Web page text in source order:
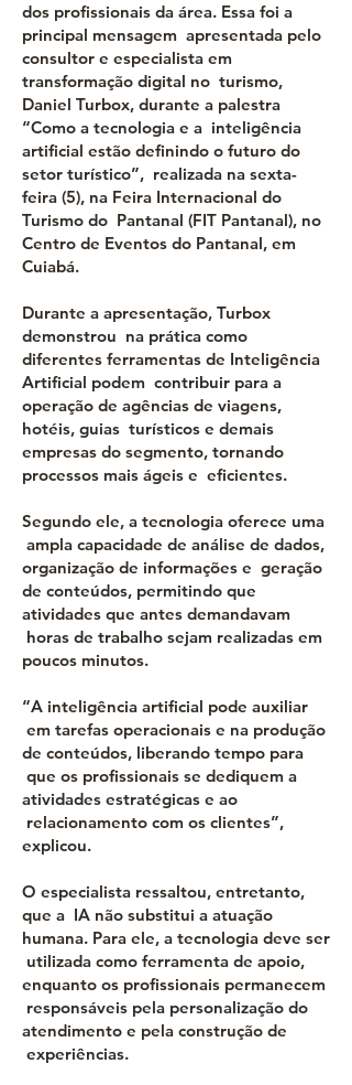
dos profissionais da área. Essa foi a
principal mensagem apresentada pelo
consultor e especialista em
transformação digital no turismo,
Daniel Turbox, durante a palestra
“Como a tecnologia e a inteligência
artificial estão definindo o futuro do
setor turístico”, realizada na sexta-
feira (5), na Feira Internacional do
Turismo do Pantanal (FIT Pantanal), no
Centro de Eventos do Pantanal, em
Cuiabá.
Durante a apresentação, Turbox
demonstrou na prática como
diferentes ferramentas de Inteligência
Artificial podem contribuir para a
operação de agências de viagens,
hotéis, guias turísticos e demais
empresas do segmento, tornando
processos mais ágeis e eficientes.
Segundo ele, a tecnologia oferece uma
ampla capacidade de análise de dados,
organização de informações e geração
de conteúdos, permitindo que
atividades que antes demandavam
horas de trabalho sejam realizadas em
poucos minutos.
“A inteligência artificial pode auxiliar
em tarefas operacionais e na produção
de conteúdos, liberando tempo para
que os profissionais se dediquem a
atividades estratégicas e ao
relacionamento com os clientes”,
explicou.
O especialista ressaltou, entretanto,
que a IA não substitui a atuação
humana. Para ele, a tecnologia deve ser
utilizada como ferramenta de apoio,
enquanto os profissionais permanecem
responsáveis pela personalização do
atendimento e pela construção de
experiências.